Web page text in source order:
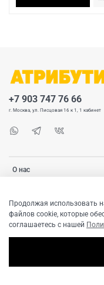
О нас
+7 903 747 76 66
г. Москва, ул. Писцовая 16 к 1, 1 кабинет
© 2020-2026
контента без письменного
Продолжая использовать
файлов cookie, которые
соглашаетесь с нашей